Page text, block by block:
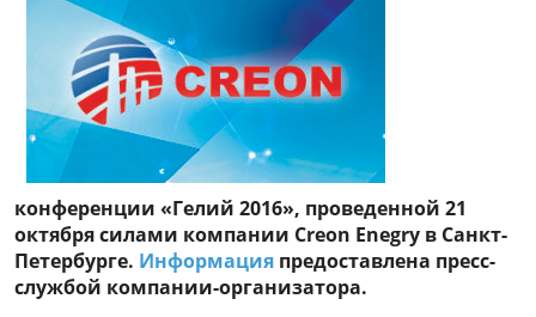
конференции «Гелий 2016», проведенной 21
октября силами компании Creon Enegry в Санкт-
Петербурге. Информация предоставлена пресс-
службой компании-организатора.